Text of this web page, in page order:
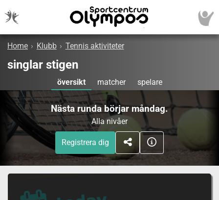
Home › Klubb › Tennis aktiviteter
singlar stigen
översikt matcher spelare
Nästa runda börjar måndag.
Alla nivåer
Registrera dig